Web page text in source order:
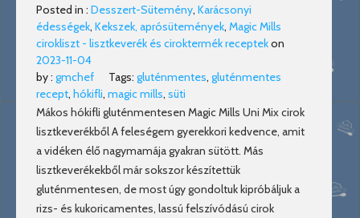
Posted in : Desszert-Sütemény, Karácsonyi
édességek, Kekszek, aprósütemények, Magic Mills
cirokliszt - lisztkeverék és ciroktermék receptekon
2023-11-04
by : gmchef Tags: gluténmentes, gluténmentes
recept, hókifli, magic mills, süti
Mákos hókifli gluténmentesen Magic Mills Uni Mix cirok
lisztkeverékből A feleségem gyerekkori kedvence, amit
a vidéken élő nagymamája gyakran sütött. Más
lisztkeverékekből már sokszor készítettük
gluténmentesen, de most úgy gondoltuk kipróbáljuk a
rizs- és kukoricamentes, lassú felszívódású cirok